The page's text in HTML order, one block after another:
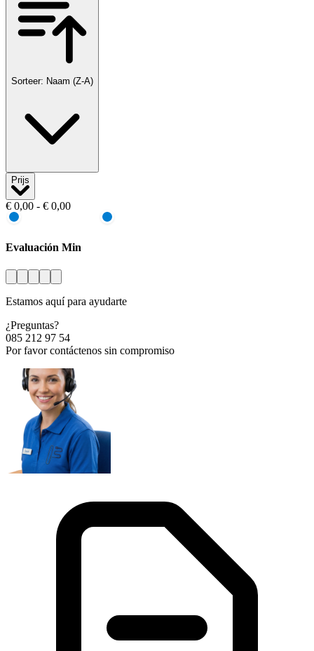
Sorteer: Naam (Z-A)
Prijs
€ 0,00 - € 0,00
Evaluación Min
Estamos aquí para ayudarte
¿Preguntas?
085 212 97 54
Por favor contáctenos sin compromiso